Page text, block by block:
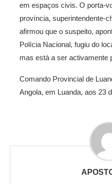
em espaços civis. O porta-
província, superintendente-
afirmou que o suspeito,
Polícia Nacional, fugiu do
mas está a ser activamente
Comando Provincial de
Angola, em Luanda, aos 23